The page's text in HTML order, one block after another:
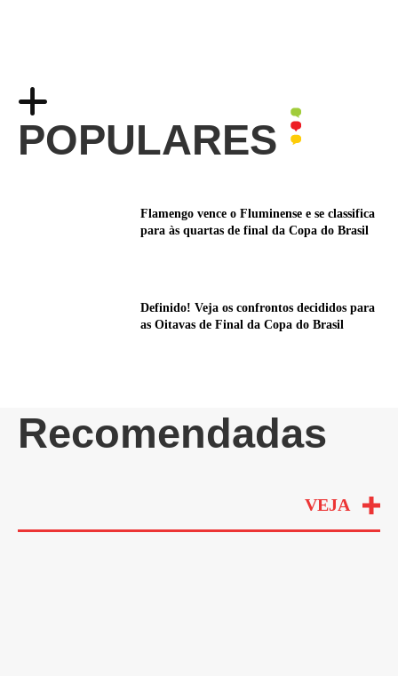
POPULARES
Flamengo vence o Fluminense e se classifica
para às quartas de final da Copa do Brasil
Definido! Veja os confrontos decididos para
as Oitavas de Final da Copa do Brasil
Recomendadas
VEJA